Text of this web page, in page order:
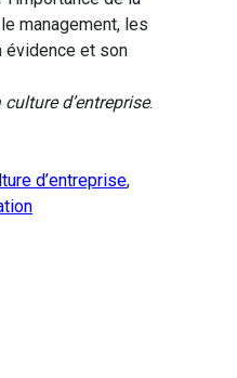
management, les
évidence et son
culture d’entreprise.
d’entreprise,